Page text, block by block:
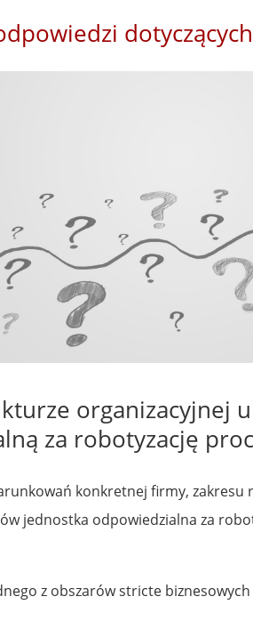
organizacyjnej
za robotyzację
konkretnej firmy, zakresu
jednostka odpowiedzialna za
z obszarów stricte